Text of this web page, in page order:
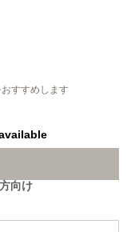
すすめします
向け